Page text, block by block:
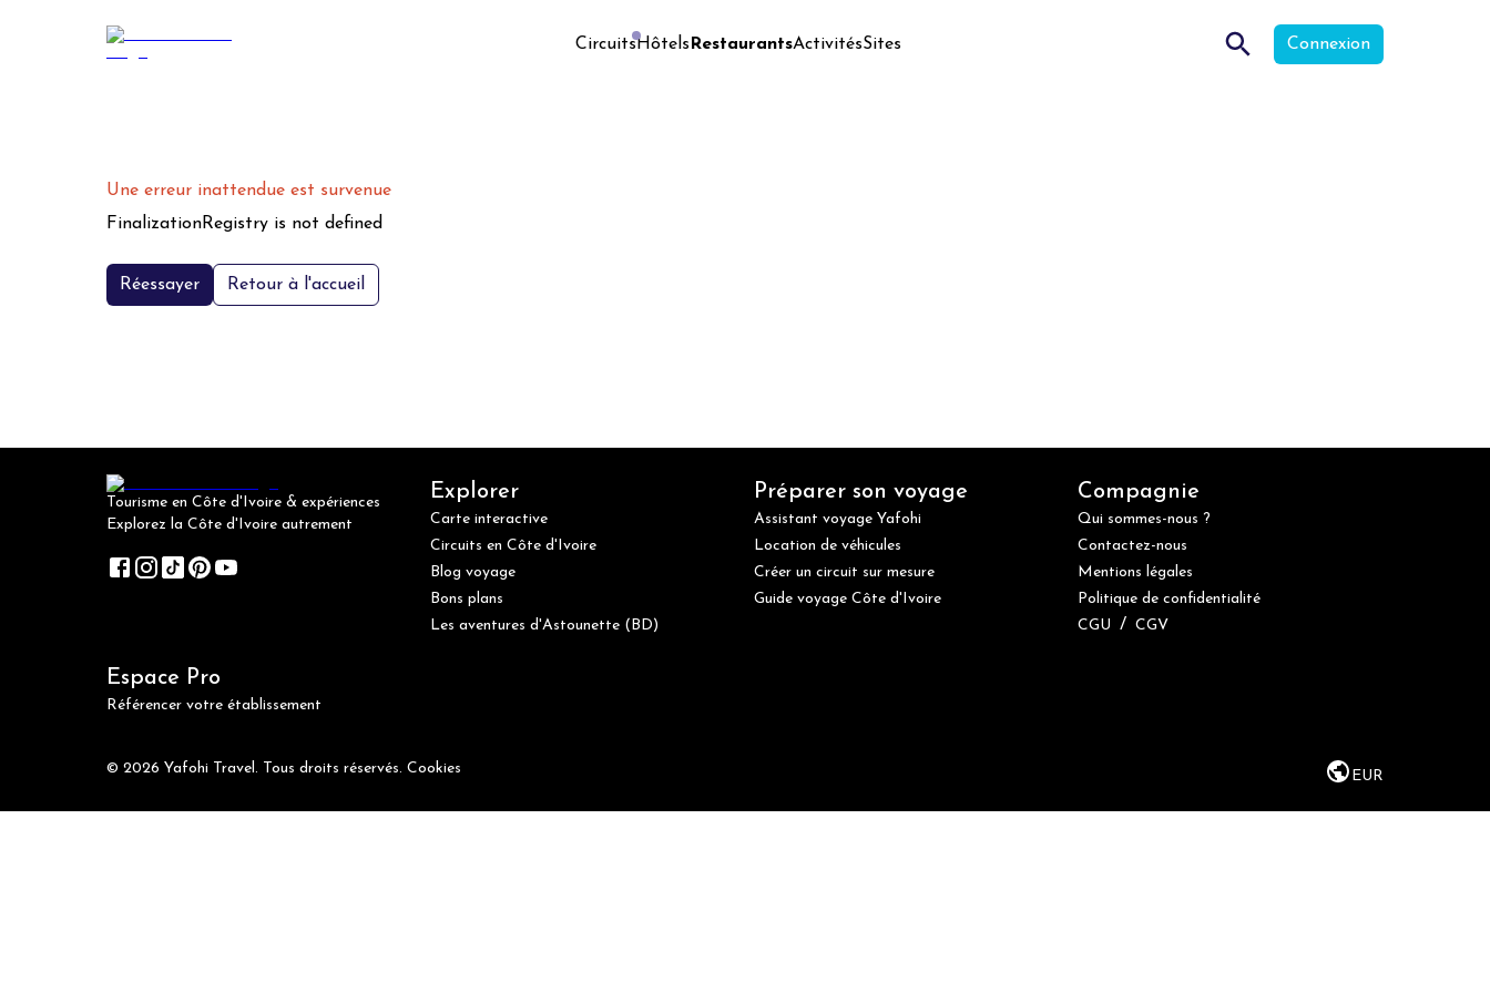
CircuitsHôtels RestaurantsActivitésSites Connexion
Une erreur inattendue est survenue
FinalizationRegistry is not defined
Réessayer Retour à l'accueil
Tourisme en Côte d'Ivoire & expériences
Explorez la Côte d'Ivoire autrement
Explorer
Carte interactive
Circuits en Côte d'Ivoire
Blog voyage
Bons plans
Les aventures d'Astounette (BD)
Préparer son voyage
Assistant voyage Yafohi
Location de véhicules
Créer un circuit sur mesure
Guide voyage Côte d'Ivoire
Compagnie
Qui sommes-nous ?
Contactez-nous
Mentions légales
Politique de confidentialité
CGU / CGV
Espace Pro
Référencer votre établissement
© 2026 Yafohi Travel. Tous droits réservés. Cookies EUR